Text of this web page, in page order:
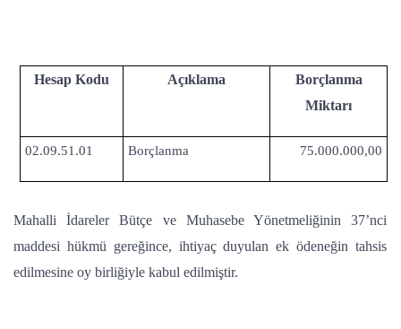
Hesap Kodu Açıklama
Borçlanma
Miktarı
02.09.51.01 Borçlanma 75.000.000,00
Mahalli İdareler Bütçe ve Muhasebe Yönetmeliğinin 37’nci
maddesi hükmü gereğince, ihtiyaç duyulan ek ödeneğin tahsis
edilmesine oy birliğiyle kabul edilmiştir.